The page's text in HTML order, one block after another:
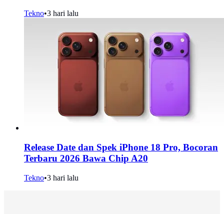
Tekno•3 hari lalu
Release Date dan Spek iPhone 18 Pro, Bocoran
Terbaru 2026 Bawa Chip A20
Tekno•3 hari lalu